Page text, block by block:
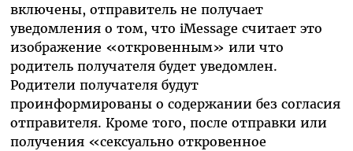
включены, отправитель не получает
уведомления о том, что iMessage считает это
изображение «откровенным» или что
родитель получателя будет уведомлен.
Родители получателя будут
проинформированы о содержании без согласия
отправителя. Кроме того, после отправки или
получения «сексуально откровенное